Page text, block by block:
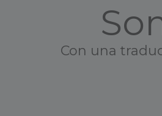
Con una